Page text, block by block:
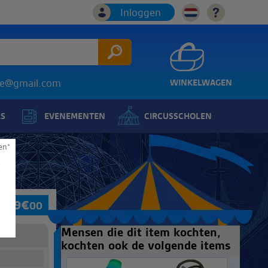
WINKELWAGEN
EVENEMENTEN CIRCUSSCHOLEN
229€00
Mensen die dit item kochten,
kochten ook de volgende items
Inloggen